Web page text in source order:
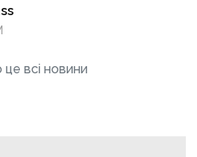
всі новини